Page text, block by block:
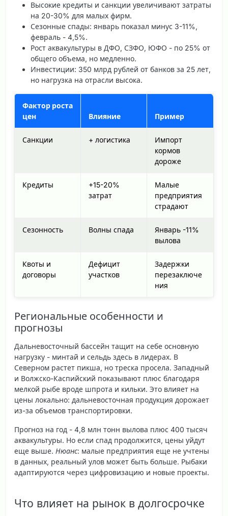
Высокие кредиты и санкции увеличивают затраты
на 20-30% для малых фирм.
Сезонные спады: январь показал минус 3-11%,
февраль - 4,5%.
Рост аквакультуры в ДФО, СЗФО, ЮФО - по 25% от
общего объема, но медленно.
Инвестиции: 350 млрд рублей от банков за 25 лет,
но нагрузка на отрасли высока.
Фактор роста
цен
Влияние Пример
Санкции + логистика
Импорт
кормов
дороже
Кредиты
+15-20%
затрат
Малые
предприятия
страдают
Сезонность Волны спада
Январь -11%
вылова
Квоты и
договоры
Дефицит
участков
Задержки
перезаключе
ния
Региональные особенности и
прогнозы
Дальневосточный бассейн тащит на себе основную
нагрузку - минтай и сельдь здесь в лидерах. В
Северном растет пикша, но треска просела. Западный
и Волжско-Каспийский показывают плюс благодаря
мелкой рыбе вроде шпрота и кильки. Это влияет на
цены локально: дальневосточная продукция дорожает
из-за объемов транспортировки.
Прогноз на год - 4,8 млн тонн вылова плюс 400 тысяч
аквакультуры. Но если спад продолжится, цены уйдут
еще выше. Нюанс: малые предприятия еще не учтены
в данных, реальный улов может быть больше. Рыбаки
адаптируются через цифровизацию и новые проекты.
Что влияет на рынок в долгосрочке